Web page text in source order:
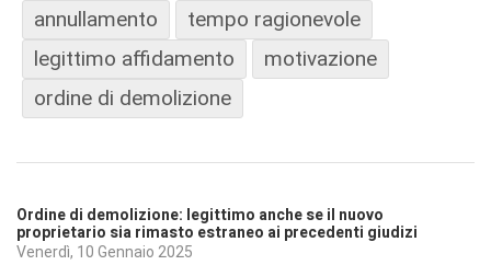
annullamento
tempo ragionevole
legittimo affidamento
motivazione
ordine di demolizione
Ordine di demolizione: legittimo anche se il nuovo
proprietario sia rimasto estraneo ai precedenti giudizi
Venerdì, 10 Gennaio 2025